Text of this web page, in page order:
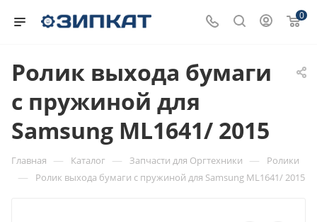
0
Ролик выхода бумаги
c пружиной для
Samsung ML1641/ 2015
Главная — Каталог — Запчасти для Оргтехники — Ролики
— Ролик выхода бумаги c пружиной для Samsung ML1641/ 2015